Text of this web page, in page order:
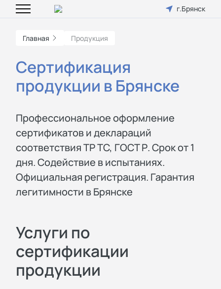
г.Брянск
Главная Продукция
Сертификация
продукции в Брянске
Профессиональное оформление
сертификатов и деклараций
соответствия ТР ТС, ГОСТ Р. Срок от 1
дня. Содействие в испытаниях.
Официальная регистрация. Гарантия
легитимности в Брянске
Услуги по
сертификации
продукции